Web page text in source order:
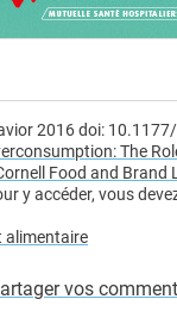
2016 doi:
The
Food and Brand
y accéder, vous
alimentaire
vos